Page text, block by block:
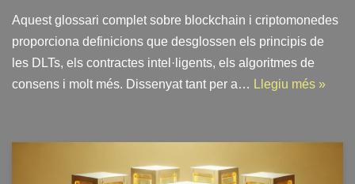
Aquest glossari complet sobre blockchain i criptomonedes
proporciona definicions que desglossen els principis de
les DLTs, els contractes intel·ligents, els algoritmes de
consens i molt més. Dissenyat tant per a…
Llegiu més »